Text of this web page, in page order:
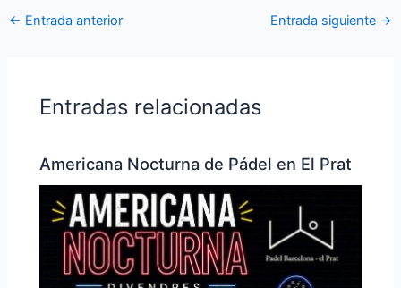
← Entrada anterior Entrada siguiente →
Entradas relacionadas
Americana Nocturna de Pádel en El Prat